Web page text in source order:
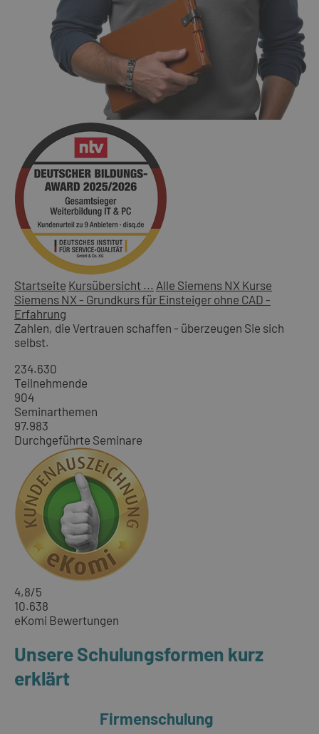
Startseite Kursübersicht ... Alle Siemens NX Kurse
Siemens NX - Grundkurs für Einsteiger ohne CAD -
Erfahrung
Zahlen, die Vertrauen schaffen - überzeugen Sie sich
selbst.
234.630
Teilnehmende
904
Seminarthemen
97.983
Durchgeführte Seminare
4,8/5
10.638
eKomi Bewertungen
Unsere Schulungsformen kurz
erklärt
Firmenschulung